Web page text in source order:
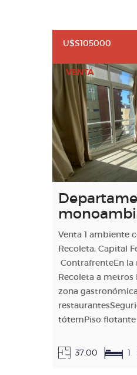
U$S105000
VENTA
Venta 1 ambiente
Recoleta, Capital
ContrafrenteEn la
Recoleta a metros
zona
tótemPiso flotante
37.00 1